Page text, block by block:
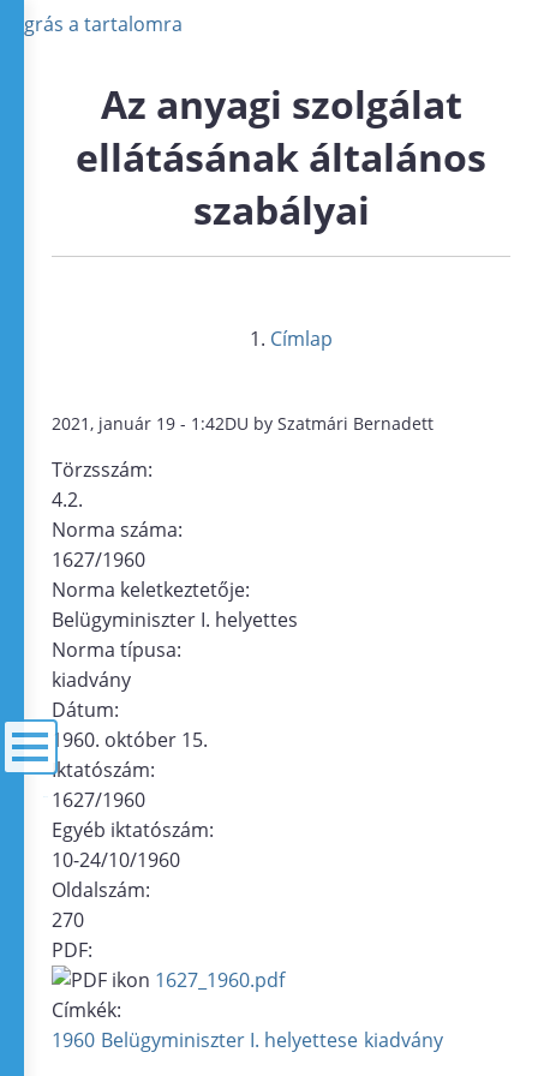
Ugrás a tartalomra
Az anyagi szolgálat
ellátásának általános
szabályai
Címlap
2021, január 19 - 1:42DU by Szatmári Bernadett
Törzsszám:
4.2.
Norma száma:
1627/1960
Norma keletkeztetője:
Belügyminiszter I. helyettes
Norma típusa:
kiadvány
Dátum:
1960. október 15.
Iktatószám:
1627/1960
Egyéb iktatószám:
10-24/10/1960
Oldalszám:
270
PDF:
1627_1960.pdf
Címkék:
1960 Belügyminiszter I. helyettese kiadvány